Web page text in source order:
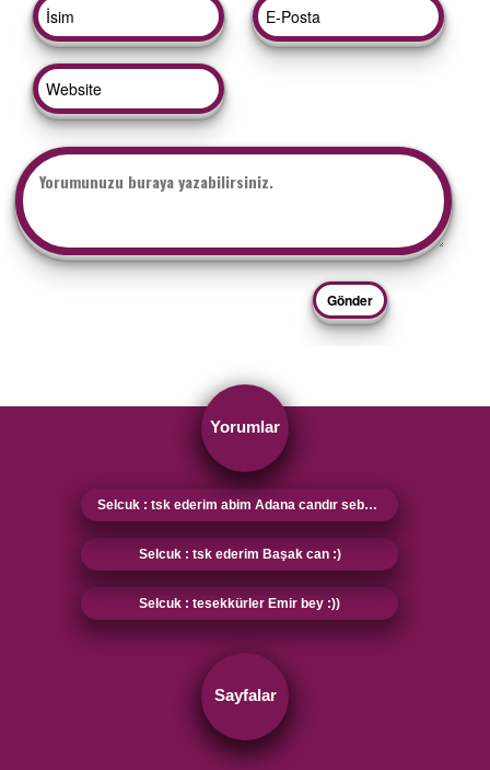
Yorumlar
Selcuk : tsk ederim abim Adana candır sebebi sensin :)
Selcuk : tsk ederim Başak can :)
Selcuk : tesekkürler Emir bey :))
Sayfalar